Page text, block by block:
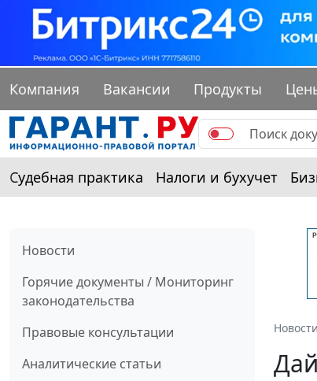
Компания Вакансии Продукты
Судебная практика Налоги и бухучет
Новости
Горячие документы / Мониторинг
законодательства
Правовые консультации
Аналитические статьи